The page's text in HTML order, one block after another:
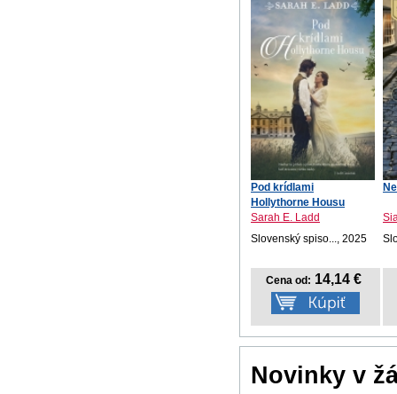
Pod krídlami
Hollythorne Housu
Sarah E. Ladd
Slovenský spiso..., 2025
Cena od: 14,14 €
Novinky v